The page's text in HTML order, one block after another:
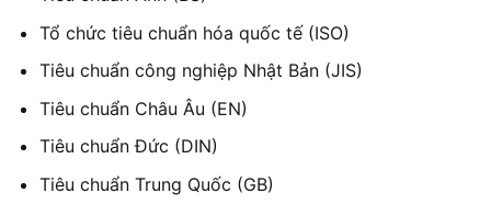
Tổ chức tiêu chuẩn hóa quốc tế (ISO)
Tiêu chuẩn công nghiệp Nhật Bản (JIS)
Tiêu chuẩn Châu Âu (EN)
Tiêu chuẩn Đức (DIN)
Tiêu chuẩn Trung Quốc (GB)